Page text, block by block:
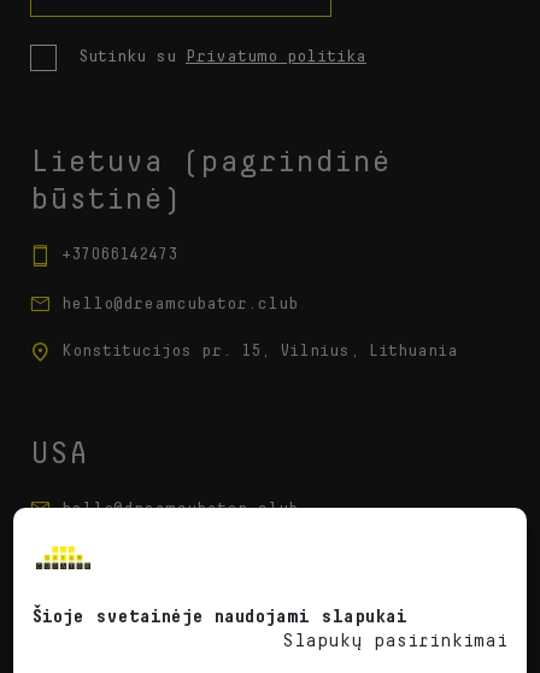
Sutinku su Privatumo politika
Lietuva (pagrindinė
būstinė)
+37066142473
hello@dreamcubator.club
Konstitucijos pr. 15, Vilnius, Lithuania
USA
hello@dreamcubator.club
1740 Elders Mill Rd Senoia GA30276
Šioje svetainėje naudojami slapukai
Slapukų pasirinkimai